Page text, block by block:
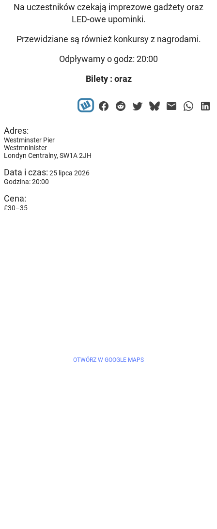
Na uczestników czekają imprezowe gadżety oraz
LED-owe upominki.
Przewidziane są również konkursy z nagrodami.
Odpływamy o godz: 20:00
Bilety : oraz
Adres:
Westminster Pier
Westmninister
Londyn Centralny, SW1A 2JH
Data i czas: 25 lipca 2026
Godzina: 20:00
Cena:
£30–35
OTWÓRZ W GOOGLE MAPS